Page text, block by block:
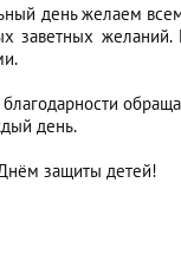
день желаем
заветных
день.
защиты детей!